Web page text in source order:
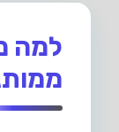
למה